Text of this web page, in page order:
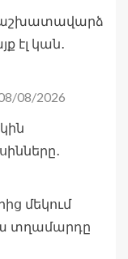
աշխատավարձ
էլ կան․
08/2026
մեկում
տղամարդը